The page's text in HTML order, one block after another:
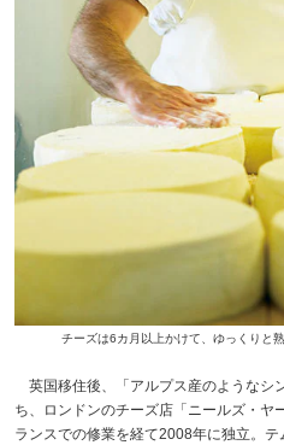
チーズは6カ月以上かけて、ゆっくりと
英国移住後、「アルプス産のようなシ
ち、ロンドンのチーズ店「ニールズ・ヤ
ランスでの修業を経て2008年に独立。